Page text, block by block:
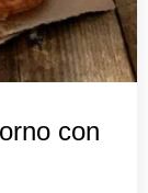
con